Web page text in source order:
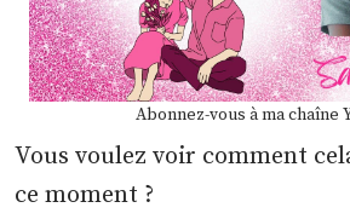
Abonnez-vous à ma chaîne
Vous voulez voir comment
ce moment ?